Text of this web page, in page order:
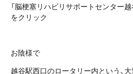
「脳梗塞リハビリサポートセンター
をクリック
お陰様で
越谷駅西口のロータリー内という、